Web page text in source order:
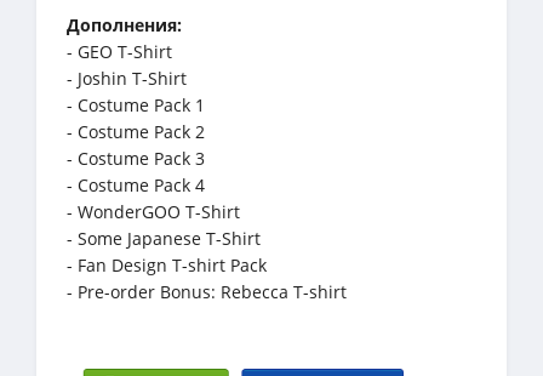
Дополнения:
- GEO T-Shirt
- Joshin T-Shirt
- Costume Pack 1
- Costume Pack 2
- Costume Pack 3
- Costume Pack 4
- WonderGOO T-Shirt
- Some Japanese T-Shirt
- Fan Design T-shirt Pack
- Pre-order Bonus: Rebecca T-shirt